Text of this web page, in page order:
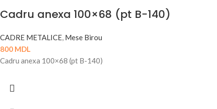
Cadru anexa 100×68 (pt B-140)
CADRE METALICE, Mese Birou
800 MDL
Cadru anexa 100×68 (pt B-140)